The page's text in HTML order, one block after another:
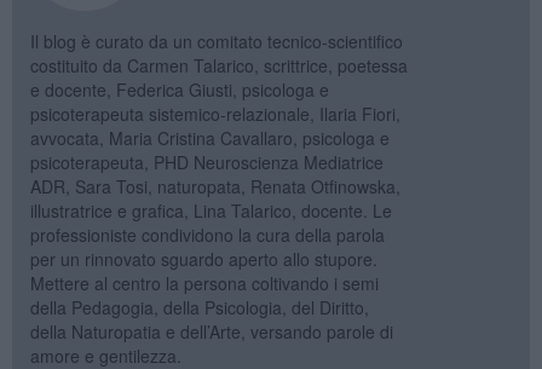
Il blog è curato da un comitato tecnico-scientifico
costituito da Carmen Talarico, scrittrice, poetessa
e docente, Federica Giusti, psicologa e
psicoterapeuta sistemico-relazionale, Ilaria Fiori,
avvocata, Maria Cristina Cavallaro, psicologa e
psicoterapeuta, PHD Neuroscienza Mediatrice
ADR, Sara Tosi, naturopata, Renata Otfinowska,
illustratrice e grafica, Lina Talarico, docente. Le
professioniste condividono la cura della parola
per un rinnovato sguardo aperto allo stupore.
Mettere al centro la persona coltivando i semi
della Pedagogia, della Psicologia, del Diritto,
della Naturopatia e dell’Arte, versando parole di
amore e gentilezza.